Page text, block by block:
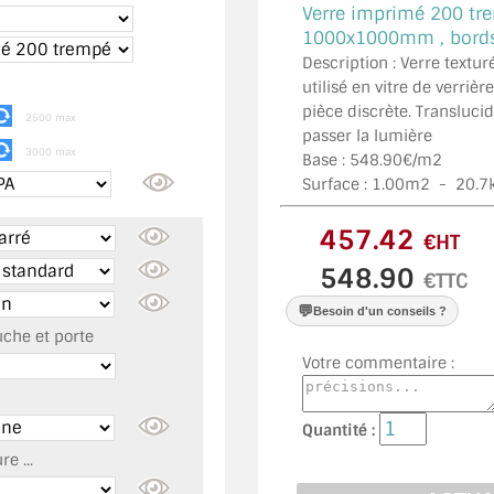
2500 max
3000 max
et porte
...
Verre imprimé 200
1000x1000mm ,
Description : Verre
utilisé en vitre de
pièce discrète.
passer la lumière
Base : 548.90€/m2
Surface : 1.00m2 - 20.7
€HT
€TTC
💬Besoin d'un conseils ?
Votre commentaire :
Quantité :